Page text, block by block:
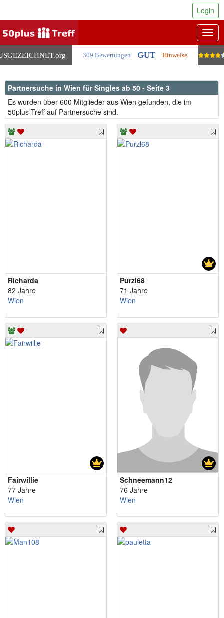
.org 309 Bewertungen GUT Hinweise
Login
Partnersuche in Wien für Singles ab 50 - Seite 3
Es wurden über 600 Mitglieder aus Wien gefunden, die im
50plus-Treff auf Partnersuche sind.
Richarda
82 Jahre
Wien
Purzl68
71 Jahre
Wien
Fairwillie
77 Jahre
Wien
Schneemann12
76 Jahre
Wien